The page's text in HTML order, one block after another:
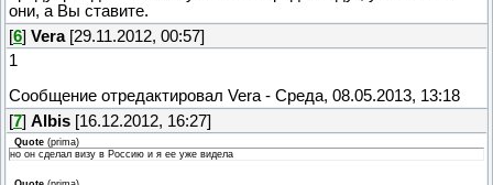
они, а Вы ставите.
[6] Vera[29.11.2012, 00:57]
1
Сообщение отредактировал Vera - Среда, 08.05.2013, 13:18
[7] Albis [16.12.2012, 16:27]
Quote (prima)
но он сделал визу в Россию и я ее уже видела